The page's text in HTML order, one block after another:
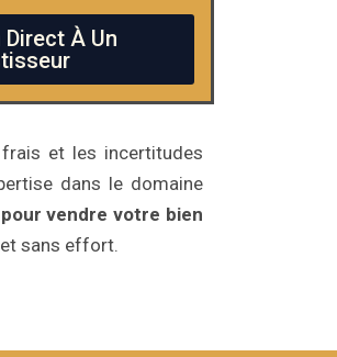
Direct À Un
et les incertitudes
dans le domaine
pour vendre votre bien
sans effort.